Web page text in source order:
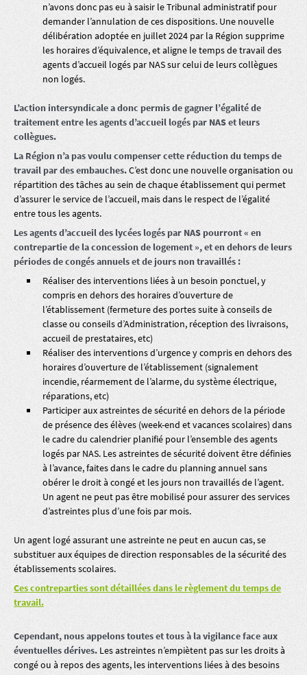
n’avons donc pas eu à saisir le Tribunal administratif pour
demander l’annulation de ces dispositions. Une nouvelle
délibération adoptée en juillet 2024 par la Région supprime
les horaires d’équivalence, et aligne le temps de travail des
agents d’accueil logés par NAS sur celui de leurs collègues
non logés.
L’action intersyndicale a donc permis de gagner l’égalité de
traitement entre les agents d’accueil logés par NAS et leurs
collègues.
La Région n’a pas voulu compenser cette réduction du temps de
travail par des embauches.C’est donc une nouvelle organisation ou
répartition des tâches au sein de chaque établissement qui permet
d’assurer le service de l’accueil, mais dans le respect de l’égalité
entre tous les agents.
Les agents d’accueil des lycées logés par NAS pourront « en
contrepartie de la concession de logement », et en dehors de leurs
périodes de congés annuels et de jours non travaillés :
Réaliser des interventions liées à un besoin ponctuel, y
compris en dehors des horaires d’ouverture de
l’établissement (fermeture des portes suite à conseils de
classe ou conseils d’Administration, réception des livraisons,
accueil de prestataires, etc)
Réaliser des interventions d’urgence y compris en dehors des
horaires d’ouverture de l’établissement (signalement
incendie, réarmement de l’alarme, du système électrique,
réparations, etc)
Participer aux astreintes de sécurité en dehors de la période
de présence des élèves (week-end et vacances scolaires) dans
le cadre du calendrier planifié pour l’ensemble des agents
logés par NAS. Les astreintes de sécurité doivent être définies
à l’avance, faites dans le cadre du planning annuel sans
obérer le droit à congé et les jours non travaillés de l’agent.
Un agent ne peut pas être mobilisé pour assurer des services
d’astreintes plus d’une fois par mois.
Un agent logé assurant une astreinte ne peut en aucun cas, se
substituer aux équipes de direction responsables de la sécurité des
établissements scolaires.
Ces contreparties sont détaillées dans le règlement du temps de
travail.
Cependant, nous appelons toutes et tous à la vigilance face aux
éventuelles dérives. Les astreintes n’empiètent pas sur les droits à
congé ou à repos des agents, les interventions liées à des besoins